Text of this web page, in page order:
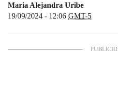
Maria Alejandra Uribe
19/09/2024 - 12:06 GMT-5